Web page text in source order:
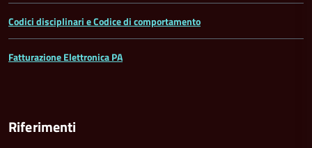
Codici disciplinari e Codice di comportamento
Fatturazione Elettronica PA
Riferimenti